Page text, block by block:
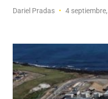
Dariel Pradas 4